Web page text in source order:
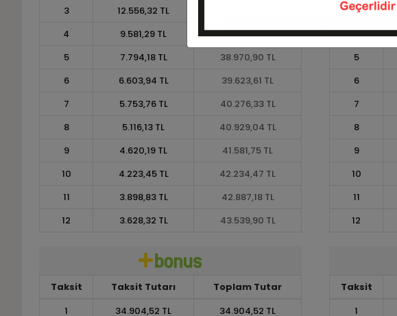
3
12.556,32 TL
4
9.581,29 TL
38.325,16 TL
5
7.794,18 TL
38.970,90 TL
6
6.603,94 TL
39.623,61 TL
7
5.753,76 TL
40.276,33 TL
8
5.116,13 TL
40.929,04 TL
9
4.620,19 TL
41.581,75 TL
10
4.223,45 TL
42.234,47 TL
11
3.898,83 TL
42.887,18 TL
12
3.628,32 TL 43.539,90 TL
3
4
5
6
7
8
9
10
11
12
Taksit Taksit Tutarı
Toplam Tutar
1
34.904,52 TL
34.904,52 TL
Taksit
1